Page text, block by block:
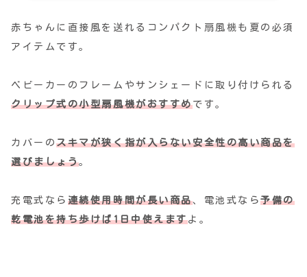
赤ちゃんに直接風を送れるコンパクト扇風機も夏の必須
アイテムです。
ベビーカーのフレームやサンシェードに取り付けられる
クリップ式の小型扇風機がおすすめです。
カバーのスキマが狭く指が入らない安全性の高い商品を
選びましょう。
充電式なら 連続使用時間が長い商品、電池式なら予備の
乾電池を持ち歩けば1日中使えますよ。